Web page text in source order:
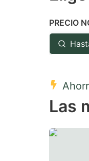
PRECIO
Las